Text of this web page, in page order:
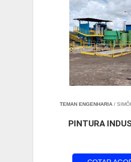
TEMAN ENGENHARIA /
PINTURA